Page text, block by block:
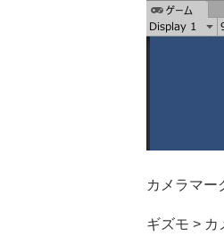
カメラマー
ギズモ > カ